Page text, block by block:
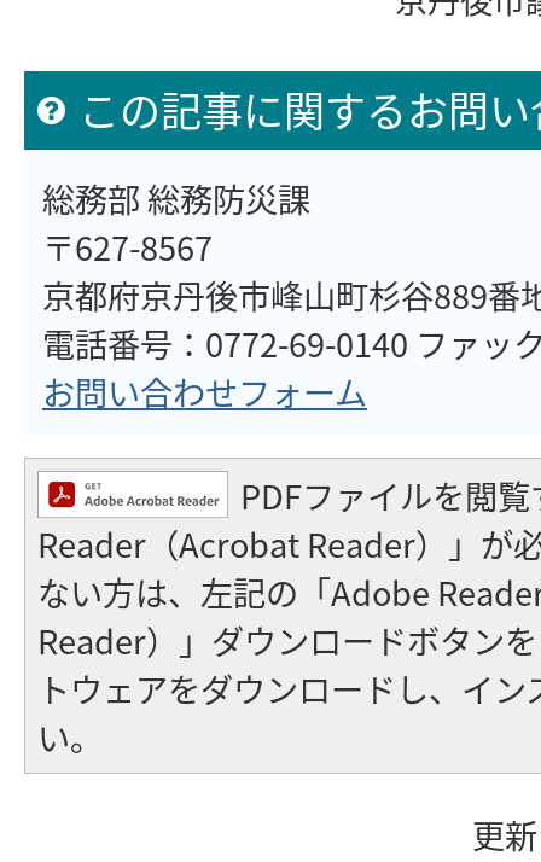
この記事に関するお問
総務部 総務防災課
〒627-8567
京都府京丹後市峰山町杉谷889番
電話番号：0772-69-0140 ファッ
お問い合わせフォーム
PDFファイルを閲
Reader（Acrobat Reader）」が
ない方は、左記の「Adobe
Reader）」ダウンロードボタン
トウェアをダウンロードし、イ
い。
更